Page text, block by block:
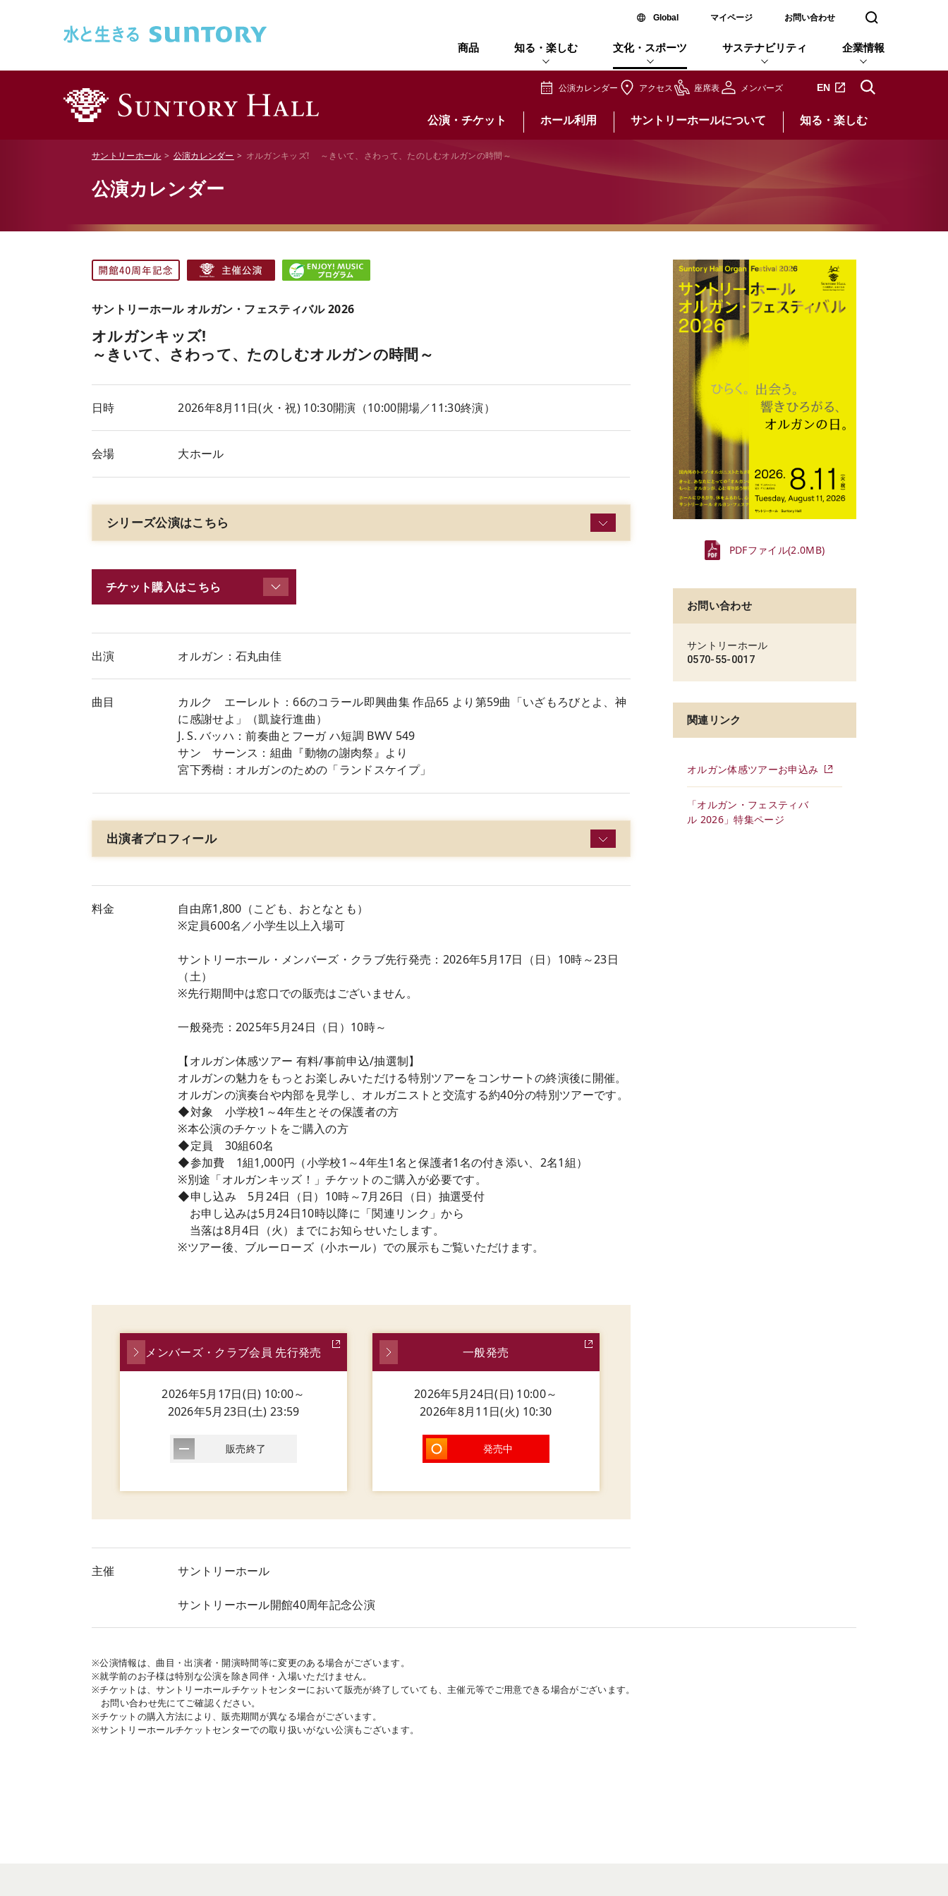
Global新しいウィンドウで開く
マイページ お問い合わせ 検索窓を開く
商品 知る・楽しむ 文化・スポーツ サステナビリティ 企業情報
公演カレンダー アクセス 座席表 メンバーズ EN新しいタブで開きます
公演・チケット ホール利用 サントリーホールについて 知る・楽しむ
サントリーホール 公演カレンダー オルガンキッズ! ～きいて、さわって、たのしむオルガンの時間～
公演カレンダー
サントリーホール オルガン・フェスティバル 2026
オルガンキッズ!
～きいて、さわって、たのしむオルガンの時間～
日時 2026年8月11日(火 ・祝) 10:30開演（10:00開場／11:30終演）
会場 大ホール
シリーズ公演はこちら
チケット購入はこちら
出演 オルガン：石丸由佳
曲目
カルク゠エーレルト：66のコラール即興曲集 作品65 より第59曲「いざもろびとよ、神
に感謝せよ」（凱旋行進曲）
J. S. バッハ：前奏曲とフーガ ハ短調 BWV 549
サン゠サーンス：組曲『動物の謝肉祭』より
宮下秀樹：オルガンのための「ランドスケイプ」
出演者プロフィール
料金
自由席1,800（こども、おとなとも）
※定員600名／小学生以上入場可
サントリーホール・メンバーズ・クラブ先行発売：2026年5月17日（日）10時～23日
（土）
※先行期間中は窓口での販売はございません。
一般発売：2025年5月24日（日）10時～
【オルガン体感ツアー 有料/事前申込/抽選制】
オルガンの魅力をもっとお楽しみいただける特別ツアーをコンサートの終演後に開催。
オルガンの演奏台や内部を見学し、オルガニストと交流する約40分の特別ツアーです。
◆対象 小学校1～4年生とその保護者の方
※本公演のチケットをご購入の方
◆定員 30組60名
◆参加費 1組1,000円（小学校1～4年生1名と保護者1名の付き添い、2名1組）
※別途「オルガンキッズ！」チケットのご購入が必要です。
◆申し込み 5月24日（日）10時～7月26日（日）抽選受付
お申し込みは5月24日10時以降に「関連リンク」から
当落は8月4日（火）までにお知らせいたします。
※ツアー後、ブルーローズ（小ホール）での展示もご覧いただけます。
メンバーズ・クラブ会員 先行発売
2026年5月17日(日) 10:00～
2026年5月23日(土) 23:59
販売終了
一般発売
2026年5月24日(日) 10:00～
2026年8月11日(火) 10:30
発売中
主催 サントリーホール
サントリーホール開館40周年記念公演
PDFファイル(2.0MB)
お問い合わせ
サントリーホール
0570-55-0017
関連リンク
オルガン体感ツアーお申込み
「オルガン・フェスティバ
ル 2026」特集ページ
※公演情報は、曲目・出演者・開演時間等に変更のある場合がございます。
※就学前のお子様は特別な公演を除き同伴・入場いただけません。
※チケットは、サントリーホールチケットセンターにおいて販売が終了していても、主催元等でご用意できる場合がございます。
お問い合わせ先にてご確認ください。
※チケットの購入方法により、販売期間が異なる場合がございます。
※サントリーホールチケットセンターでの取り扱いがない公演もございます。